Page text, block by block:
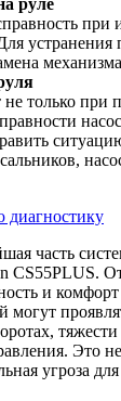
руле
при
устранения
только при
диагностику
часть
CS55PLUS.
и
Это
угроза